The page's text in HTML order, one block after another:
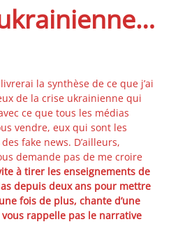
la synthèse de ce que j’ai
de la crise ukrainienne qui
ce que tous les médias
vendre, eux qui sont les
fake news. D’ailleurs,
demande pas de me croire
à tirer les enseignements de
depuis deux ans pour mettre
fois de plus, chante d’une
vous rappelle pas le narrative